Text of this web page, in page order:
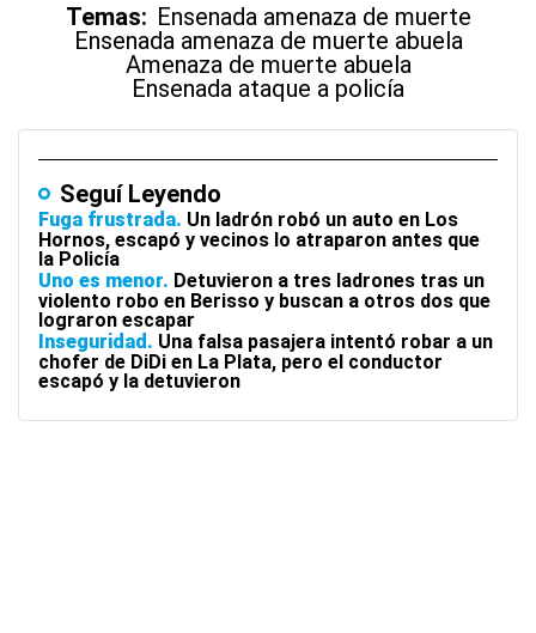
Temas: Ensenada amenaza de muerte
Ensenada amenaza de muerte abuela
Amenaza de muerte abuela
Ensenada ataque a policía
Seguí Leyendo
Fuga frustrada Un ladrón robó un auto en Los
Hornos, escapó y vecinos lo atraparon antes que
la Policía
Uno es menor Detuvieron a tres ladrones tras un
violento robo en Berisso y buscan a otros dos que
lograron escapar
Inseguridad
Una falsa pasajera intentó robar a un
chofer de DiDi en La Plata, pero el conductor
escapó y la detuvieron